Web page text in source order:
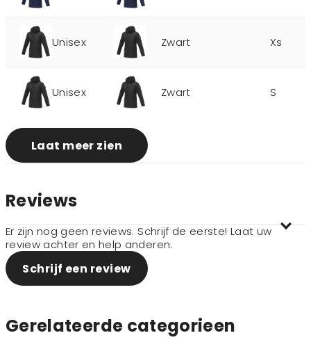
Unisex Zwart Xs
Unisex Zwart S
Laat meer zien
Reviews
Er zijn nog geen reviews. Schrijf de eerste! Laat uw
review achter en help anderen.
Schrijf een review
Gerelateerde categorieen